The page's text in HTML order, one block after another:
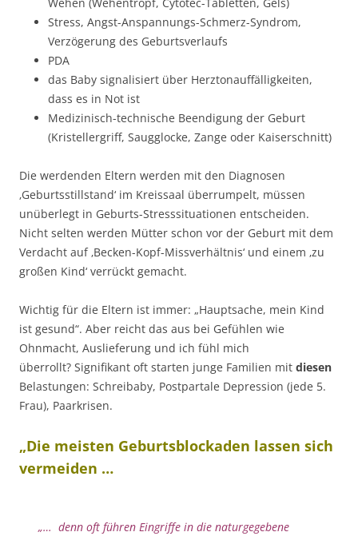
Wehen (Wehentropf, Cytotec-Tabletten, Gels)
Stress, Angst-Anspannungs-Schmerz-Syndrom,
Verzögerung des Geburtsverlaufs
PDA
das Baby signalisiert über Herztonauffälligkeiten,
dass es in Not ist
Medizinisch-technische Beendigung der Geburt
(Kristellergriff, Saugglocke, Zange oder Kaiserschnitt)
Die werdenden Eltern werden mit den Diagnosen
‚Geburtsstillstand‘ im Kreissaal überrumpelt, müssen
unüberlegt in Geburts-Stresssituationen entscheiden.
Nicht selten werden Mütter schon vor der Geburt mit dem
Verdacht auf ‚Becken-Kopf-Missverhältnis‘ und einem ‚zu
großen Kind‘ verrückt gemacht.
Wichtig für die Eltern ist immer: „Hauptsache, mein Kind
ist gesund“. Aber reicht das aus bei Gefühlen wie
Ohnmacht, Auslieferung und ich fühl mich
überrollt? Signifikant oft starten junge Familien mit diesen
Belastungen: Schreibaby, Postpartale Depression (jede 5.
Frau), Paarkrisen.
„Die meisten Geburtsblockaden lassen sich
vermeiden …
„… denn oft führen Eingriffe in die naturgegebene